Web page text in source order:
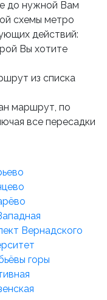
до нужной Вам
схемы метро
действий:
Вы хотите
из списка
маршрут, по
все пересадки
Вернадского
горы